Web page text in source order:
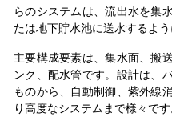
らのシステムは、流出水を集
たは地下貯水池に送水するよう
主要構成要素は、集水面、搬
ンク、配水管です。設計は、
ものから、自動制御、紫外線
り高度なシステムまで様々です